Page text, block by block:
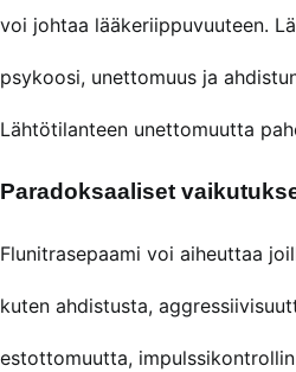
voi johtaa lääkeriippuvuuteen.
psykoosi, unettomuus ja
Lähtötilanteen unettomuutta
Paradoksaaliset
Flunitrasepaami voi aiheuttaa
kuten ahdistusta,
estottomuutta,